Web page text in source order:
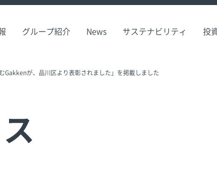
グループ紹介 News サステナビリティ 投
Gakkenが、品川区より表彰されました」を掲載しました